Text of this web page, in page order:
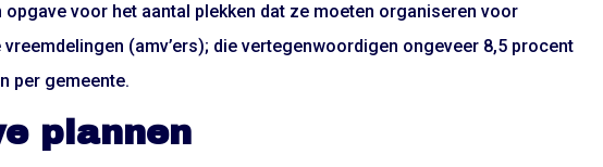
opgave voor het aantal plekken dat ze moeten organiseren voor
(amv’ers); die vertegenwoordigen ongeveer 8,5 procent
per gemeente.
plannen